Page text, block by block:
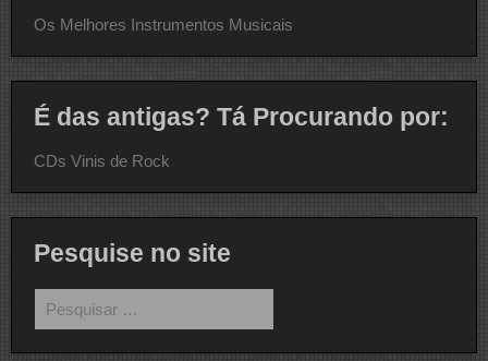
Os Melhores Instrumentos Musicais
É das antigas? Tá Procurando por:
CDs Vinis de Rock
Pesquise no site
por: